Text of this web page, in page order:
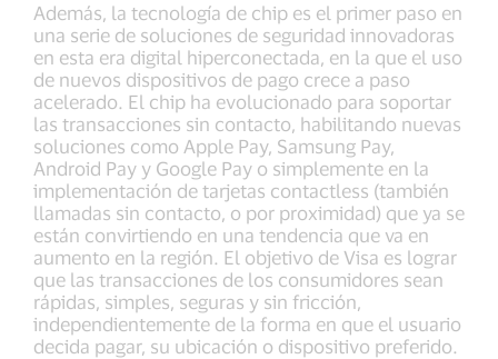
Además, la tecnología de chip es el primer paso en
una serie de soluciones de seguridad innovadoras
en esta era digital hiperconectada, en la que el uso
de nuevos dispositivos de pago crece a paso
acelerado. El chip ha evolucionado para soportar
las transacciones sin contacto, habilitando nuevas
soluciones como Apple Pay, Samsung Pay,
Android Pay y Google Pay o simplemente en la
implementación de tarjetas contactless (también
llamadas sin contacto, o por proximidad) que ya se
están convirtiendo en una tendencia que va en
aumento en la región. El objetivo de Visa es lograr
que las transacciones de los consumidores sean
rápidas, simples, seguras y sin fricción,
independientemente de la forma en que el usuario
decida pagar, su ubicación o dispositivo preferido.